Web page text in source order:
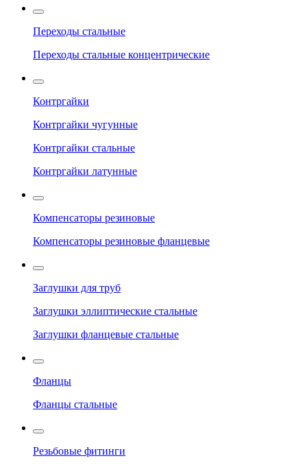
Переходы стальные
Переходы стальные концентрические
Контргайки
Контргайки чугунные
Контргайки стальные
Контргайки латунные
Компенсаторы резиновые
Компенсаторы резиновые фланцевые
Заглушки для труб
Заглушки эллиптические стальные
Заглушки фланцевые стальные
Фланцы
Фланцы стальные
Резьбовые фитинги